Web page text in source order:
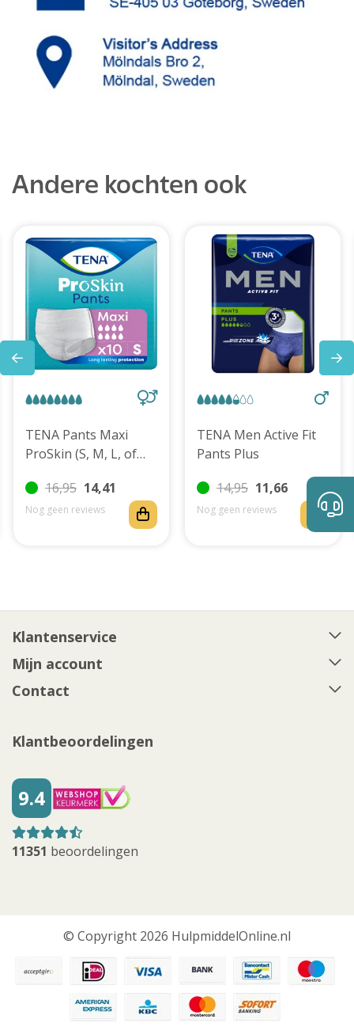
Andere kochten ook
TENA Pants Maxi
ProSkin (S, M, L, of
16,95 14,41
Nog geen reviews
TENA Men Active Fit
Pants Plus
14,95 11,66
Nog geen reviews
Klantenservice
Mijn account
Contact
Klantbeoordelingen
9.4
11351 beoordelingen
© Copyright 2026 HulpmiddelOnline.nl